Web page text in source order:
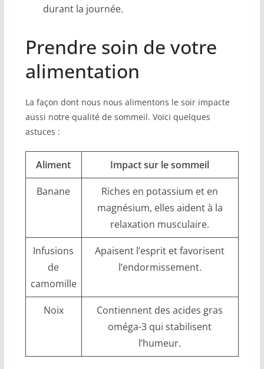
durant la journée.
Prendre soin de votre
alimentation
La façon dont nous nous alimentons le soir impacte
aussi notre qualité de sommeil. Voici quelques
astuces :
Aliment Impact sur le sommeil
Banane
Riches en potassium et en
magnésium, elles aident à la
relaxation musculaire.
Infusions
de
camomille
Apaisent l’esprit et favorisent
l’endormissement.
Noix
Contiennent des acides gras
oméga-3 qui stabilisent
l’humeur.